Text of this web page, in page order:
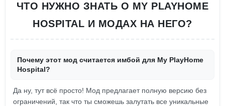
ЧТО НУЖНО ЗНАТЬ О MY PLAYHOME
HOSPITAL И МОДАХ НА НЕГО?
Почему этот мод считается имбой для My PlayHome
Hospital?
Да ну, тут всё просто! Мод предлагает полную версию без
ограничений, так что ты сможешь залутать все уникальные